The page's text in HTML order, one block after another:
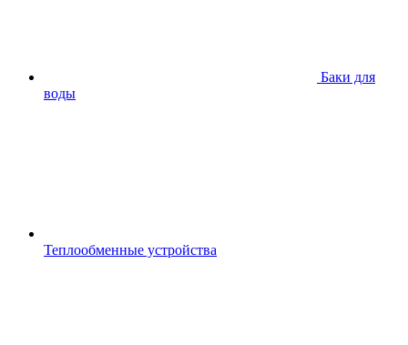
Баки для
воды
Теплообменные устройства